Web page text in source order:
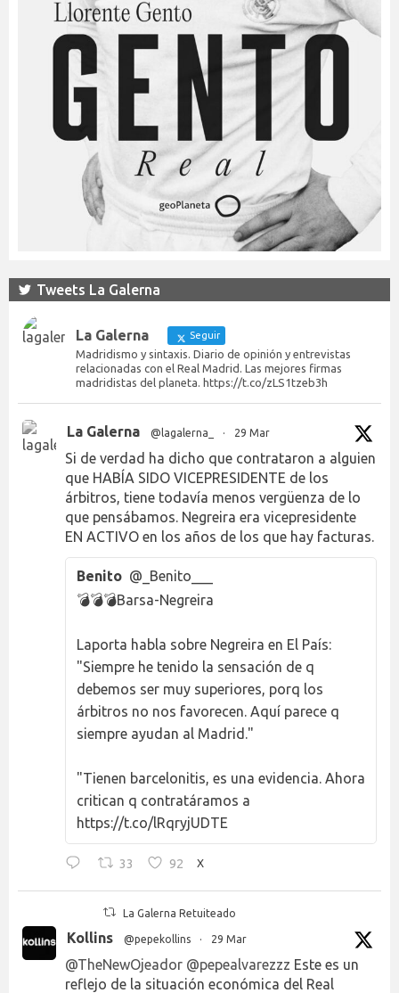
Tweets La Galerna
La Galerna Seguir
Madridismo y sintaxis. Diario de opinión y entrevistas
relacionadas con el Real Madrid. Las mejores firmas
madridistas del planeta. https://t.co/zLS1tzeb3h
La Galerna @lagalerna_ · 29 Mar
Si de verdad ha dicho que contrataron a alguien
que HABÍA SIDO VICEPRESIDENTE de los
árbitros, tiene todavía menos vergüenza de lo
que pensábamos. Negreira era vicepresidente
EN ACTIVO en los años de los que hay facturas.
Benito @_Benito___
💣💣💣Barsa-Negreira
Laporta habla sobre Negreira en El País:
"Siempre he tenido la sensación de q
debemos ser muy superiores, porq los
árbitros no nos favorecen. Aquí parece q
siempre ayudan al Madrid."
"Tienen barcelonitis, es una evidencia. Ahora
critican q contratáramos a
https://t.co/lRqryjUDTE
33 92 X
La Galerna Retuiteado
Kollins @pepekollins · 29 Mar
@TheNewOjeador @pepealvarezzz Este es un
reflejo de la situación económica del Real